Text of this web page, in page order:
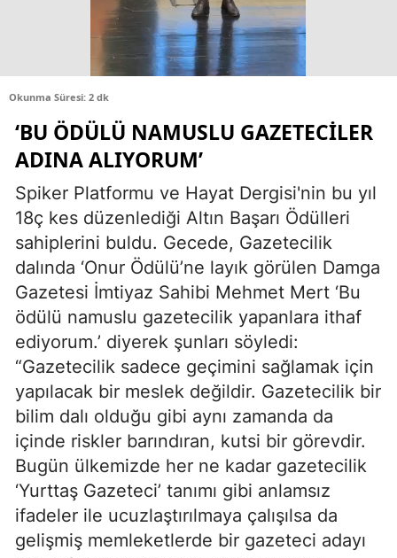
Okunma Süresi: 2 dk
‘BU ÖDÜLÜ NAMUSLU GAZETECILER
ADINA ALIYORUM’
Spiker Platformu ve Hayat Dergisi'nin bu yıl
18ç kes düzenlediği Altın Başarı Ödülleri
sahiplerini buldu. Gecede, Gazetecilik
dalında ‘Onur Ödülü’ne layık görülen Damga
Gazetesi İmtiyaz Sahibi Mehmet Mert ‘Bu
ödülü namuslu gazetecilik yapanlara ithaf
ediyorum.’ diyerek şunları söyledi:
“Gazetecilik sadece geçimini sağlamak için
yapılacak bir meslek değildir. Gazetecilik bir
bilim dalı olduğu gibi aynı zamanda da
içinde riskler barındıran, kutsi bir görevdir.
Bugün ülkemizde her ne kadar gazetecilik
‘Yurttaş Gazeteci’ tanımı gibi anlamsız
ifadeler ile ucuzlaştırılmaya çalışılsa da
gelişmiş memleketlerde bir gazeteci adayı